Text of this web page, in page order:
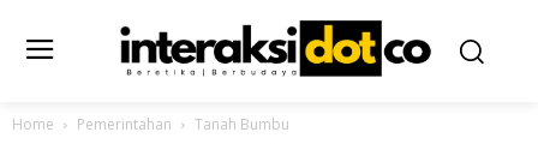
Home Pemerintahan Tanah Bumbu